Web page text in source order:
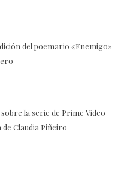
del poemario «Enemigo»
la serie de Prime Video
de Claudia Piñeiro